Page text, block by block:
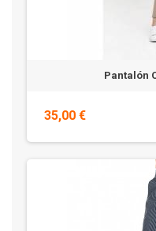
Pantalón
35,00 €